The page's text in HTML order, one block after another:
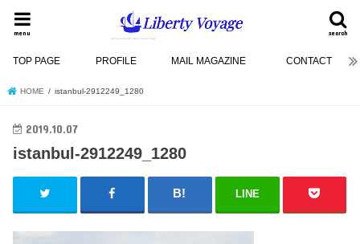
search
menu
TOP PAGE PROFILE MAIL MAGAZINE CONTACT
HOME istanbul-2912249_1280
2019.10.07
istanbul-2912249_1280
LINE